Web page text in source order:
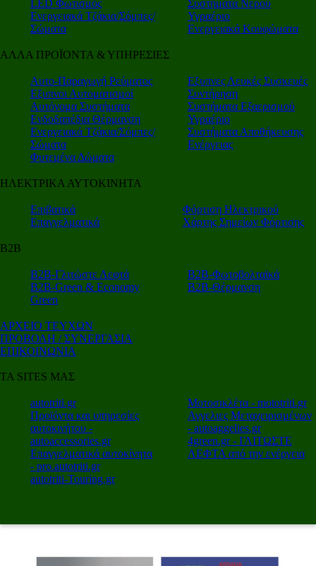
LED Φωτισμός
Ενεργειακά Τζάκια/Σόμπες/
Σώματα
Συστήματα Νερού
Υγραέριο
Ενεργειακά Κουφώματα
ΑΛΛΑ ΠΡΟΪΟΝΤΑ & ΥΠΗΡΕΣΙΕΣ
Αυτο-Παραγωγή Ρεύματος
Εξυπνοι Αυτοματισμοί
Αυτόνομα Συστήματα
Ενδοδαπέδια Θέρμανση
Ενεργειακά Τζάκια/Σόμπες/
Σώματα
Φυτεμένα Δώματα
Εξυπνες Λευκές Συσκευές
Συντήρηση
Συστήματα Εξαερισμού
Υγραέριο
Συστήματα Αποθήκευσης
Ενέργειας
ΗΛΕΚΤΡΙΚΑ ΑΥΤΟΚΙΝΗΤΑ
Επιβατικά
Επαγγελματικά
Φόρτιση Ηλεκτρικού
Χάρτης Σημείων Φόρτισης
Β2Β
Β2Β-Γλιτώστε Λεφτά
Β2Β-Green & Economy
Green
Β2Β-Φωτοβολταϊκά
Β2Β-Θέρμανση
ΑΡΧΕΙΟ ΤΕΥΧΩΝ
ΠΡΟΒΟΛΗ / ΣΥΝΕΡΓΑΣΙΑ
ΕΠΙΚΟΙΝΩΝΙΑ
ΤΑ SITES ΜΑΣ
autotriti.gr
Προϊόντα και υπηρεσίες
αυτοκινήτου -
autoaccessories.gr
Επαγγελματικά αυτοκίνητα
- pro.autotriti.gr
autotriti-Touring.gr
Μοτοσικλέτα - mototriti.gr
Αγγελιες Μεταχειρισμένων
- autoaggelies.gr
4green.gr - ΓΛΙΤΩΣΤΕ
ΛΕΦΤΑ από την ενέργεια